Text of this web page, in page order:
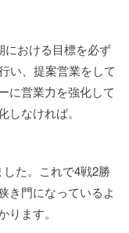
における目標を必ず
い、提案営業をして
に営業力を強化して
なければ。
た。これで4戦2勝
き門になっているよ
ます。